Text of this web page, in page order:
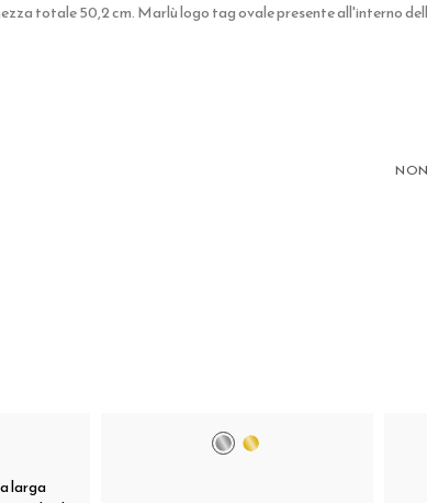
totale 50,2 cm. Marlù logo tag ovale presente all'interno
larga